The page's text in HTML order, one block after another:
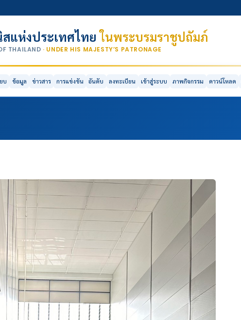
แห่งประเทศไทยในพระบรมราชูปถัมภ์
THAILAND · UNDER HIS MAJESTY’S PATRONAGE
บ ข้อมูล ข่าวสาร การแข่งขัน อันดับ ลงทะเบียน เข้าสู่ระบบ ภาพกิจกรรม ดาวน์โหลด